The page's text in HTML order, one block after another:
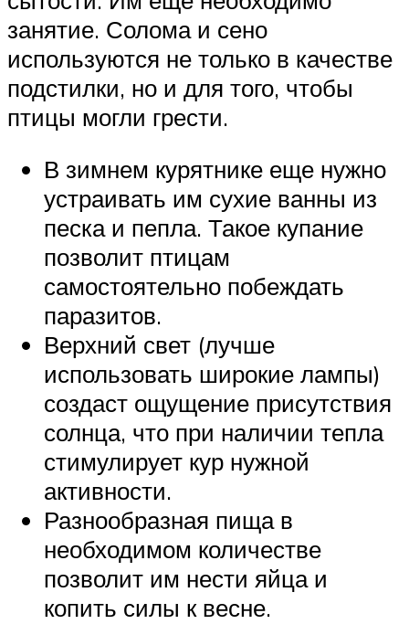
занятие. Солома и сено
используются не только в качестве
подстилки, но и для того, чтобы
птицы могли грести.
В зимнем курятнике еще нужно
устраивать им сухие ванны из
песка и пепла. Такое купание
позволит птицам
самостоятельно побеждать
паразитов.
Верхний свет (лучше
использовать широкие лампы)
создаст ощущение присутствия
солнца, что при наличии тепла
стимулирует кур нужной
активности.
Разнообразная пища в
необходимом количестве
позволит им нести яйца и
копить силы к весне.